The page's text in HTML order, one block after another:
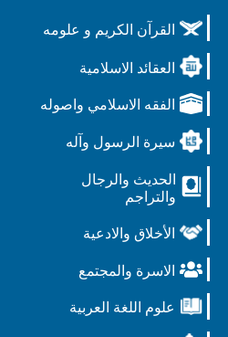
القرآن الكريم و علومه
العقائد الاسلامية
الفقه الاسلامي واصوله
سيرة الرسول وآله
الحديث والرجال
والتراجم
الأخلاق والادعية
الاسرة والمجتمع
علوم اللغة العربية